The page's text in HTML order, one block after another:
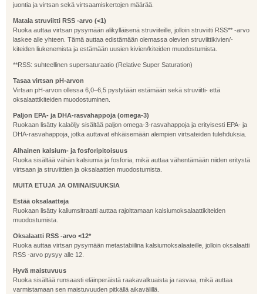
juontia ja virtsan sekä virtsaamiskertojen määrää.
Matala struviitti RSS -arvo (<1)
Ruoka auttaa virtsan pysymään alikylläisenä struviiteille, jolloin struviitti RSS** -arvo
laskee alle yhteen. Tämä auttaa edistämään olemassa olevien struviittikivien/-
kiteiden liukenemista ja estämään uusien kivien/kiteiden muodostumista.
**RSS: suhteellinen supersaturaatio (Relative Super Saturation)
Tasaa virtsan pH-arvon
Virtsan pH-arvon ollessa 6,0–6,5 pystytään estämään sekä struviitti- että
oksalaattikiteiden muodostuminen.
Paljon EPA- ja DHA-rasvahappoja (omega-3)
Ruokaan lisätty kalaöljy sisältää paljon omega-3-rasvahappoja ja erityisesti EPA- ja
DHA-rasvahappoja, jotka auttavat ehkäisemään alempien virtsateiden tulehduksia.
Alhainen kalsium- ja fosforipitoisuus
Ruoka sisältää vähän kalsiumia ja fosforia, mikä auttaa vähentämään niiden eritystä
virtsaan ja struviittien ja oksalaattien muodostumista.
MUITA ETUJA JA OMINAISUUKSIA
Estää oksalaatteja
Ruokaan lisätty kaliumsitraatti auttaa rajoittamaan kalsiumoksalaattikiteiden
muodostumista.
Oksalaatti RSS -arvo <12*
Ruoka auttaa virtsan pysymään metastabiilina kalsiumoksalaateille, jolloin oksalaatti
RSS -arvo pysyy alle 12.
Hyvä maistuvuus
Ruoka sisältää runsaasti eläinperäistä raakavalkuaista ja rasvaa, mikä auttaa
varmistamaan sen maistuvuuden pitkällä aikavälillä.